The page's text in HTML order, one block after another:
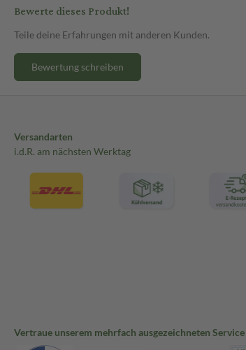
Bewerte dieses Produkt!
Teile deine Erfahrungen mit anderen Kunden.
Bewertung schreiben
Versandarten
i.d.R. am nächsten Werktag
Vertraue unserem mehrfach ausgezeichneten Service